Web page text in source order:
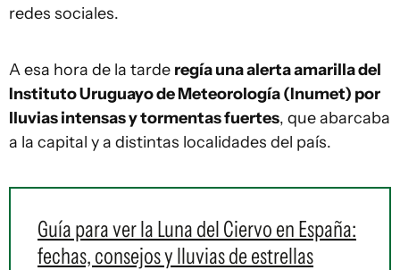
redes sociales.
A esa hora de la tarde regía una alerta amarilla del
Instituto Uruguayo de Meteorología (Inumet) por
lluvias intensas y tormentas fuertes, que abarcaba
a la capital y a distintas localidades del país.
Guía para ver la Luna del Ciervo en España:
fechas, consejos y lluvias de estrellas